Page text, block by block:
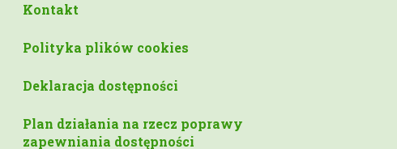
Kontakt
Polityka plików cookies
Deklaracja dostępności
Plan działania na rzecz poprawy
zapewniania dostępności